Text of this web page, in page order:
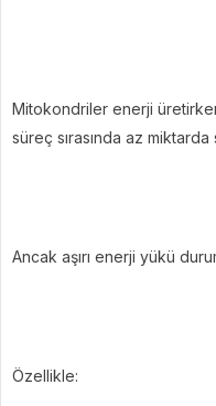
Mitokondriler enerji
süreç sırasında az
Ancak aşırı enerji yükü
Özellikle: